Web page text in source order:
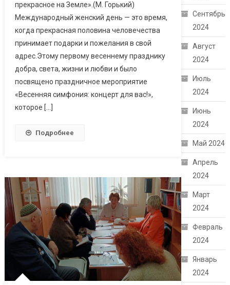
прекрасное на Земле».(М. Горький)
Международный женский день — это время,
когда прекрасная половина человечества
принимает подарки и пожелания в свой
адрес.Этому первому весеннему празднику
добра, света, жизни и любви и было
посвящено праздничное мероприятие
«Весенняя симфония: концерт для вас!»,
которое […]
Подробнее
Сентябрь
2024
Август
2024
Июль
2024
Июнь
2024
Май 2024
Апрель
2024
Март
2024
Февраль
2024
Январь
2024